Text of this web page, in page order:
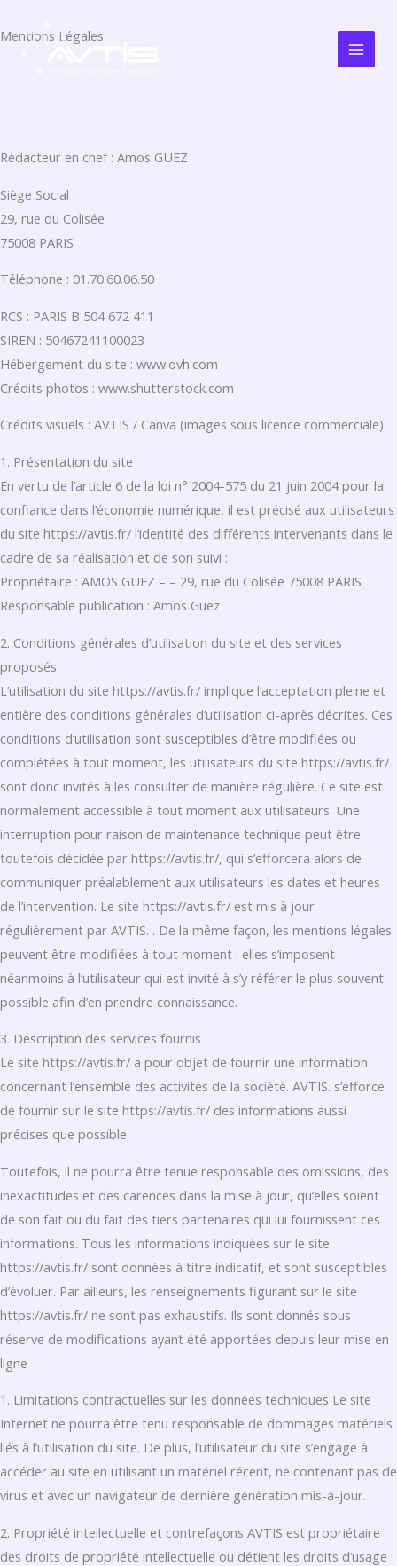
au
Mentions Légales
Rédacteur en chef : Amos GUEZ
Siège Social :
29, rue du Colisée
75008 PARIS
Téléphone : 01.70.60.06.50
RCS : PARIS B 504 672 411
SIREN : 50467241100023
Hébergement du site : www.ovh.com
Crédits photos : www.shutterstock.com
Crédits visuels : AVTIS / Canva (images sous licence commerciale).
1. Présentation du site
En vertu de l’article 6 de la loi n° 2004-575 du 21 juin 2004 pour la
confiance dans l’économie numérique, il est précisé aux utilisateurs
du site https://avtis.fr/ l’identité des différents intervenants dans le
cadre de sa réalisation et de son suivi :
Propriétaire : AMOS GUEZ – – 29, rue du Colisée 75008 PARIS
Responsable publication : Amos Guez
2. Conditions générales d’utilisation du site et des services
proposés
L’utilisation du site https://avtis.fr/ implique l’acceptation pleine et
entière des conditions générales d’utilisation ci-après décrites. Ces
conditions d’utilisation sont susceptibles d’être modifiées ou
complétées à tout moment, les utilisateurs du site https://avtis.fr/
sont donc invités à les consulter de manière régulière. Ce site est
normalement accessible à tout moment aux utilisateurs. Une
interruption pour raison de maintenance technique peut être
toutefois décidée par https://avtis.fr/, qui s’efforcera alors de
communiquer préalablement aux utilisateurs les dates et heures
de l’intervention. Le site https://avtis.fr/ est mis à jour
régulièrement par AVTIS. . De la même façon, les mentions légales
peuvent être modifiées à tout moment : elles s’imposent
néanmoins à l’utilisateur qui est invité à s’y référer le plus souvent
possible afin d’en prendre connaissance.
3. Description des services fournis
Le site https://avtis.fr/ a pour objet de fournir une information
concernant l’ensemble des activités de la société. AVTIS. s’efforce
de fournir sur le site https://avtis.fr/ des informations aussi
précises que possible.
Toutefois, il ne pourra être tenue responsable des omissions, des
inexactitudes et des carences dans la mise à jour, qu’elles soient
de son fait ou du fait des tiers partenaires qui lui fournissent ces
informations. Tous les informations indiquées sur le site
https://avtis.fr/ sont données à titre indicatif, et sont susceptibles
d’évoluer. Par ailleurs, les renseignements figurant sur le site
https://avtis.fr/ ne sont pas exhaustifs. Ils sont donnés sous
réserve de modifications ayant été apportées depuis leur mise en
ligne
1. Limitations contractuelles sur les données techniques Le site
Internet ne pourra être tenu responsable de dommages matériels
liés à l’utilisation du site. De plus, l’utilisateur du site s’engage à
accéder au site en utilisant un matériel récent, ne contenant pas de
virus et avec un navigateur de dernière génération mis-à-jour.
2. Propriété intellectuelle et contrefaçons AVTIS est propriétaire
des droits de propriété intellectuelle ou détient les droits d’usage